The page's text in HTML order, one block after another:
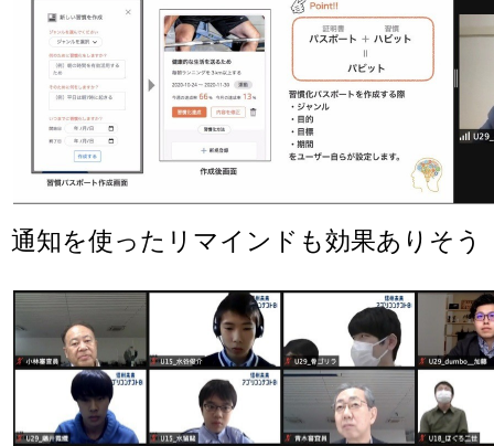
通知を使ったリマインドも効果ありそう